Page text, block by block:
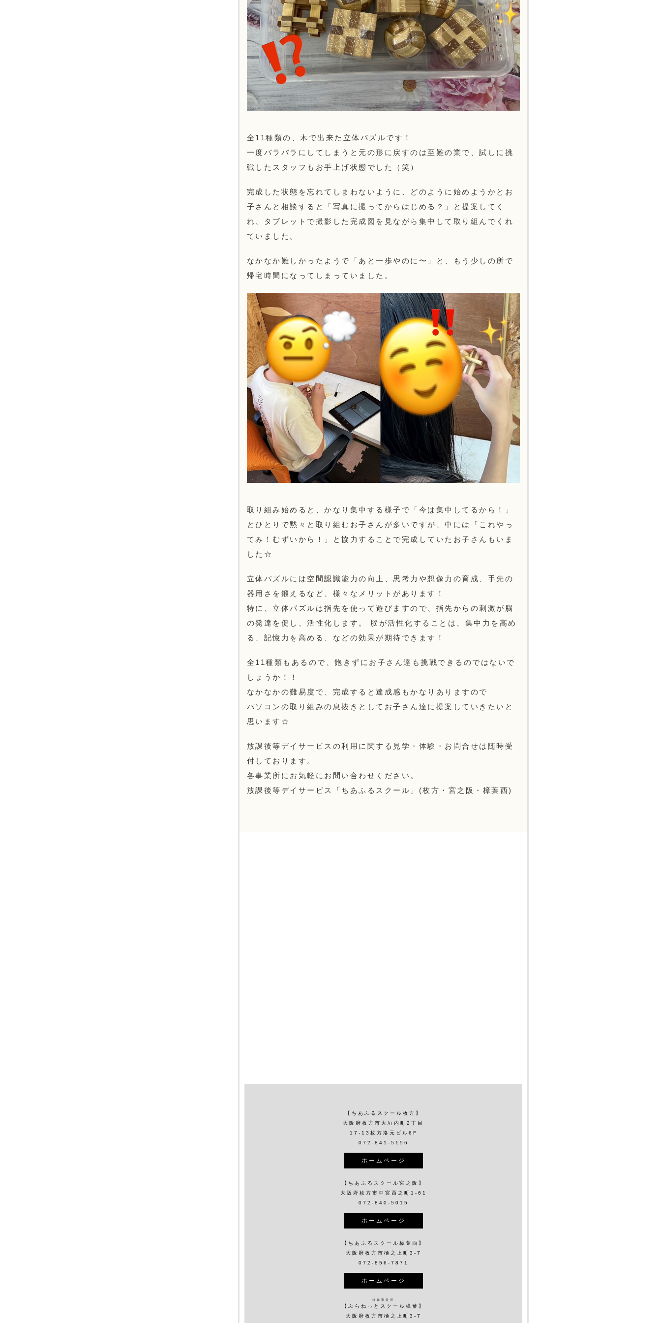
全11種類の、木で出来た立体パズルです！
一度バラバラにしてしまうと元の形に戻すのは至難の業で、試しに挑
戦したスタッフもお手上げ状態でした（笑）
完成した状態を忘れてしまわないように、どのように始めようかとお
子さんと相談すると「写真に撮ってからはじめる？」と提案してく
れ、タブレットで撮影した完成図を見ながら集中して取り組んでくれ
ていました。
なかなか難しかったようで「あと一歩やのに〜」と、もう少しの所で
帰宅時間になってしまっていました。
取り組み始めると、かなり集中する様子で「今は集中してるから！」
とひとりで黙々と取り組むお子さんが多いですが、中には「これやっ
てみ！むずいから！」と協力することで完成していたお子さんもいま
した☆
立体パズルには空間認識能力の向上、思考力や想像力の育成、手先の
器用さを鍛えるなど、様々なメリットがあります！
特に、立体パズルは指先を使って遊びますので、指先からの刺激が脳
の発達を促し、活性化します。 脳が活性化することは、集中力を高め
る、記憶力を高める、などの効果が期待できます！
全11種類もあるので、飽きずにお子さん達も挑戦できるのではないで
しょうか！！
なかなかの難易度で、完成すると達成感もかなりありますので
パソコンの取り組みの息抜きとしてお子さん達に提案していきたいと
思います☆
放課後等デイサービスの利用に関する見学・体験・お問合せは随時受
付しております。
各事業所にお気軽にお問い合わせください。
放課後等デイサービス「ちあふるスクール」(枚方・宮之阪・樟葉西)
【ちあふるスクール枚方】
大阪府枚方市大垣内町2丁目
17-13枚方洛元ビル6F
072-841-5156
ホームページ
【ちあふるスクール宮之阪】
大阪府枚方市中宮西之町1-61
072-840-5015
ホームページ
【ちあふるスクール樟葉西】
大阪府枚方市樋之上町3-7
072-856-7871
ホームページ
姉妹事業所
【ぷらねっとスクール樟葉】
大阪府枚方市樋之上町3-7